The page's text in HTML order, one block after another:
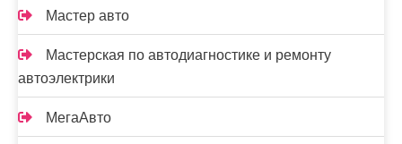
Мастер авто
Мастерская по автодиагностике и ремонту
автоэлектрики
МегаАвто